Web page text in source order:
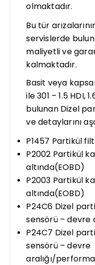
olmaktadır.
Bu tür
servislerde
maliyetli ve
kalmaktadır.
Basit veya
ile 301 – 1.5 HDI,
bulunan Dizel
ve detaylarını
P1457 Partikül
P2002 Partikül
altında(EOBD)
P2003 Partikül
altında(EOBD)
P24C6 Dizel
sensörü – devre
P24C7 Dizel
sensörü – devre
aralığı/